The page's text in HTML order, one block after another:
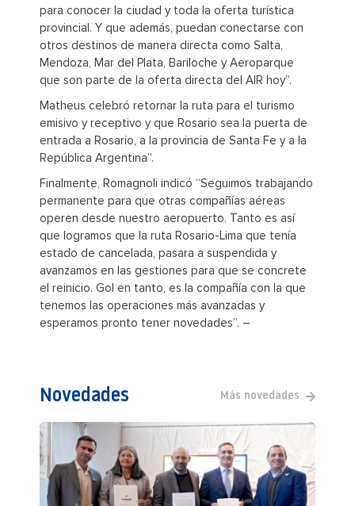
para conocer la ciudad y toda la oferta turística
provincial. Y que además, puedan conectarse con
otros destinos de manera directa como Salta,
Mendoza, Mar del Plata, Bariloche y Aeroparque
que son parte de la oferta directa del AIR hoy”.
Matheus celebró retornar la ruta para el turismo
emisivo y receptivo y que Rosario sea la puerta de
entrada a Rosario, a la provincia de Santa Fe y a la
República Argentina”.
Finalmente, Romagnoli indicó “Seguimos trabajando
permanente para que otras compañías aéreas
operen desde nuestro aeropuerto. Tanto es así
que logramos que la ruta Rosario-Lima que tenía
estado de cancelada, pasara a suspendida y
avanzamos en las gestiones para que se concrete
el reinicio. Gol en tanto, es la compañía con la que
tenemos las operaciones más avanzadas y
esperamos pronto tener novedades”. –
Novedades Más novedades